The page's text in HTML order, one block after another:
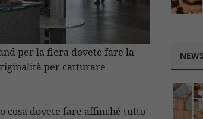
per la fiera dovete fare la
per catturare
cosa dovete fare affinché tutto